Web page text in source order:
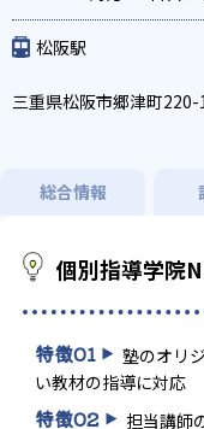
可
発達障害
松阪駅
三重県松阪市郷津町220-
総合情報
個別指導学院
特徴01
塾のオリ
い教材の指導に対応
特徴02 担当講師